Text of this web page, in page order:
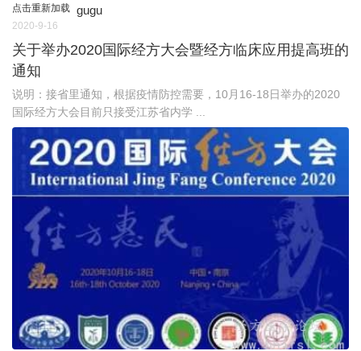
点击重新加载 gugu
2020-9-16
关于举办2020国际经方大会暨经方临床应用提高班的
通知
说明：接省里通知，根据疫情防控需要，10月16-18日举办的2020
国际经方大会目前只接受江苏省内学 ...